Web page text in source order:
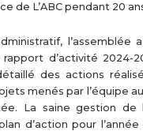
de L’ABC pendant 20
l’assemblée
d’activité 2024-
des actions
menés par l’équipe
La saine gestion de
d’action pour